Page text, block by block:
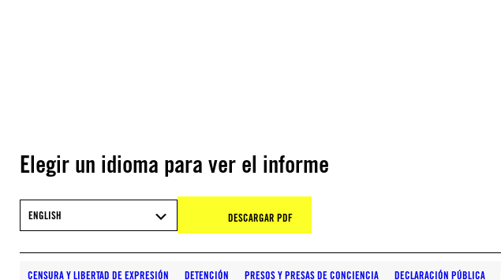
Elegir un idioma para ver el informe
ENGLISH DESCARGAR PDF
CENSURA Y LIBERTAD DE EXPRESIÓN DETENCIÓN PRESOS Y PRESAS DE CONCIENCIA DECLARACIÓN PÚBLICA